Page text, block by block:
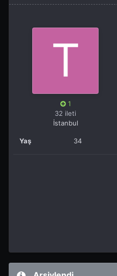
1
32 ileti
İstanbul
Yaş 34